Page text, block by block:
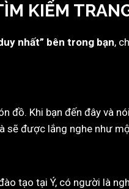
KIẾM
nhất” bên trong bạn,
đồ. Khi bạn đến đây và
sẽ được lắng nghe như
tạo tại Ý, có người là